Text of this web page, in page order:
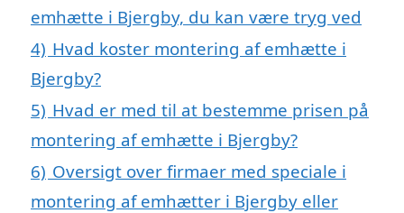
emhætte i Bjergby, du kan være tryg ved
4) Hvad koster montering af emhætte i
Bjergby?
5) Hvad er med til at bestemme prisen på
montering af emhætte i Bjergby?
6) Oversigt over firmaer med speciale i
montering af emhætter i Bjergby eller